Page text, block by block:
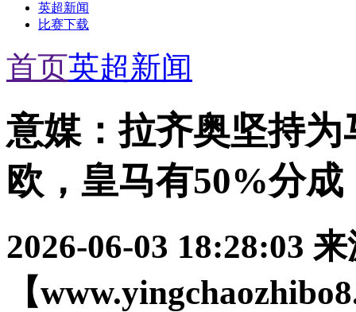
英超新闻
比赛下载
首页英超新闻
意媒：拉齐奥坚持为
欧，皇马有50%分成
2026-06-03 18:28:03 来
【